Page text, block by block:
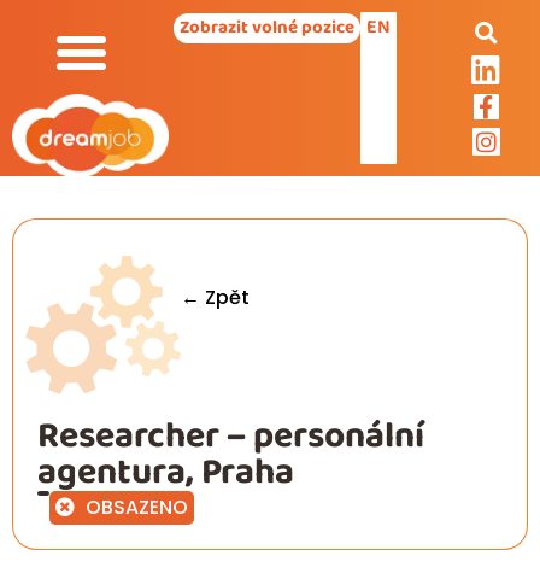
Zobrazit volné pozice EN
← Zpět
Researcher – personální
agentura, Praha
OBSAZENO